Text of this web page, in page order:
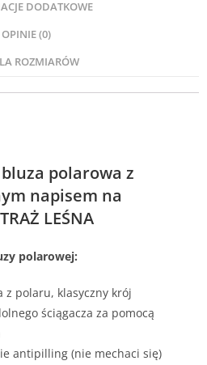
DODATKOWE
OPINIE (0)
ROZMIARÓW
polarowa z
napisem na
LEŚNA
polarowej:
z polaru, klasyczny krój
ściągacza za pomocą
antipilling (nie mechaci się)